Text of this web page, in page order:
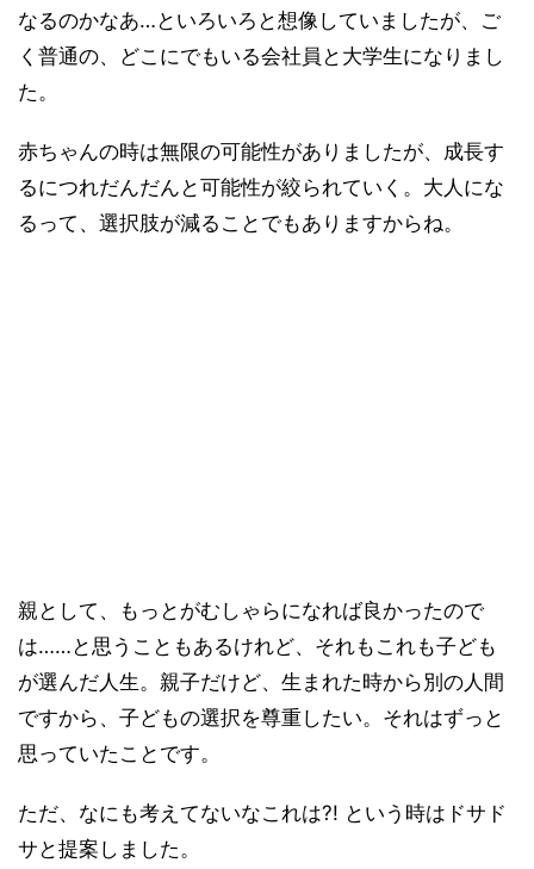
なるのかなあ…といろいろと想像していましたが、ご
く普通の、どこにでもいる会社員と大学生になりまし
た。
赤ちゃんの時は無限の可能性がありましたが、成長す
るにつれだんだんと可能性が絞られていく。大人にな
るって、選択肢が減ることでもありますからね。
親として、もっとがむしゃらになれば良かったので
は……と思うこともあるけれど、それもこれも子ども
が選んだ人生。親子だけど、生まれた時から別の人間
ですから、子どもの選択を尊重したい。それはずっと
思っていたことです。
ただ、なにも考えてないなこれは?! という時はドサド
サと提案しました。